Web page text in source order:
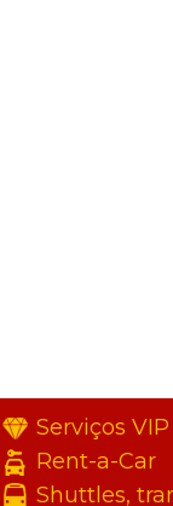
Serviços VIP
Rent-a-Car
Shuttles,